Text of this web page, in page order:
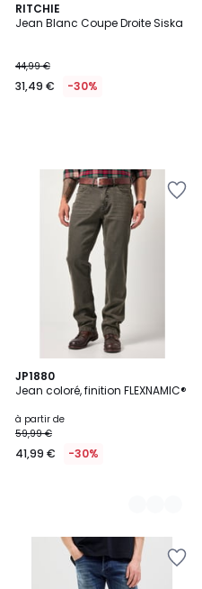
RITCHIE
Jean Blanc Coupe Droite Siska
44,99 €
31,49 € -30%
JP1880
Jean coloré, finition FLEXNAMIC®
à partir de
59,99 €
41,99 € -30%
2
Couleurs